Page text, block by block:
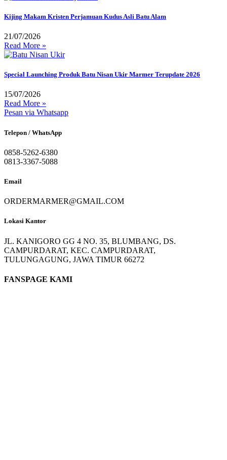
Kijing Makam Kristen Perjamuan Kudus Asli Batu Alam
21/07/2026
Read More »
Special Launching Produk Batu Nisan Ukir Marmer Terupdate 2026
15/07/2026
Read More »
Pesan via Whatsapp
Telepon / WhatsApp
0858-5262-6380
0813-3367-5088
Email
ORDERMARMER@GMAIL.COM
Lokasi Kantor
JL. KANIGORO GG 4 NO. 35, BLUMBANG, DS.
CAMPURDARAT, KEC. CAMPURDARAT,
TULUNGAGUNG, JAWA TIMUR 66272
FANSPAGE KAMI